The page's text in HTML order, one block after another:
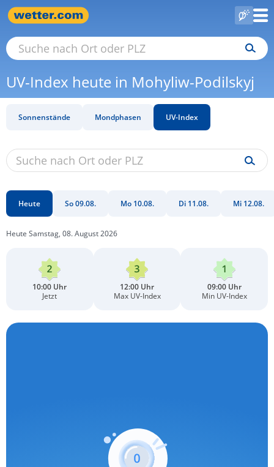
UV-Index heute in Mohyliw-Podilskyj
Sonnenstände Mondphasen UV-Index
Heute So 09.08. Mo 10.08. Di 11.08. Mi 12.08.
Heute Samstag, 08. August 2026
10:00 Uhr
Jetzt
12:00 Uhr
Max UV-Index
09:00 Uhr
Min UV-Index